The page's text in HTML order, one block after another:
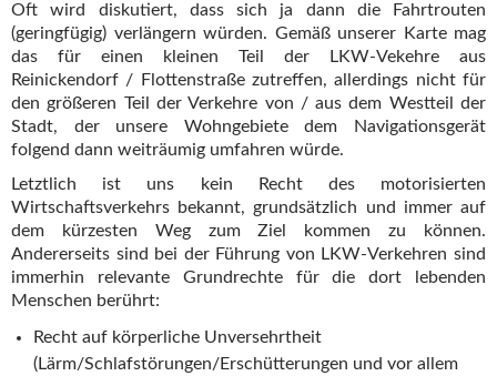
Oft wird diskutiert, dass sich ja dann die Fahrtrouten
(geringfügig) verlängern würden. Gemäß unserer Karte mag
das für einen kleinen Teil der LKW-Vekehre aus
Reinickendorf / Flottenstraße zutreffen, allerdings nicht für
den größeren Teil der Verkehre von / aus dem Westteil der
Stadt, der unsere Wohngebiete dem Navigationsgerät
folgend dann weiträumig umfahren würde.
Letztlich ist uns kein Recht des motorisierten
Wirtschaftsverkehrs bekannt, grundsätzlich und immer auf
dem kürzesten Weg zum Ziel kommen zu können.
Andererseits sind bei der Führung von LKW-Verkehren sind
immerhin relevante Grundrechte für die dort lebenden
Menschen berührt:
Recht auf körperliche Unversehrtheit
(Lärm/Schlafstörungen/Erschütterungen und vor allem